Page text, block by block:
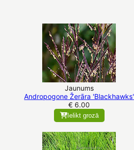
Jaunums
Andropogone Žerāra 'Blackhawks'
€ 6.00
Ielikt grozā